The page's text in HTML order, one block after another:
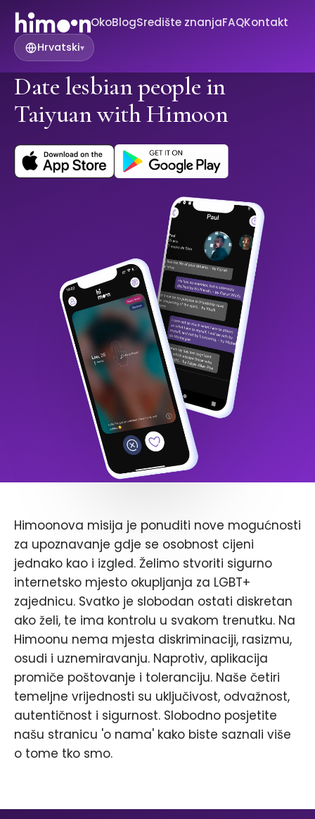
OkoBlogSredište znanjaFAQKontakt
Hrvatski▾
Date lesbian people in
Taiyuan with Himoon
Himoonova misija je ponuditi nove mogućnosti
za upoznavanje gdje se osobnost cijeni
jednako kao i izgled. Želimo stvoriti sigurno
internetsko mjesto okupljanja za LGBT+
zajednicu. Svatko je slobodan ostati diskretan
ako želi, te ima kontrolu u svakom trenutku. Na
Himoonu nema mjesta diskriminaciji, rasizmu,
osudi i uznemiravanju. Naprotiv, aplikacija
promiče poštovanje i toleranciju. Naše četiri
temeljne vrijednosti su uključivost, odvažnost,
autentičnost i sigurnost. Slobodno posjetite
našu stranicu 'o nama' kako biste saznali više
o tome tko smo.